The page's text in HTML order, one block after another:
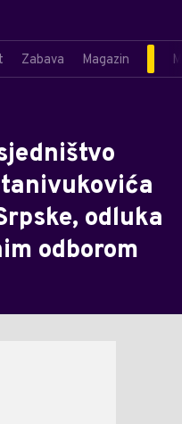
Zabava Magazin
odluka
odborom